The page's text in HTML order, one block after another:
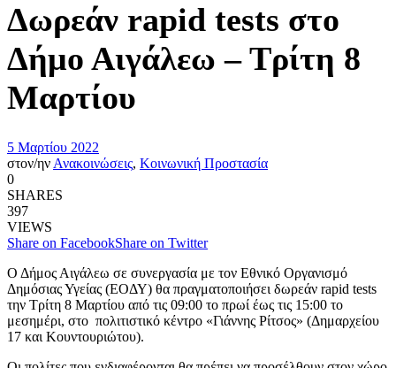
Δωρεάν rapid tests στο
Δήμο Αιγάλεω – Τρίτη 8
Μαρτίου
5 Μαρτίου 2022
στον/ην Ανακοινώσεις, Κοινωνική Προστασία
0
SHARES
397
VIEWS
Share on FacebookShare on Twitter
Ο Δήμος Αιγάλεω σε συνεργασία με τον Εθνικό Οργανισμό
Δημόσιας Υγείας (ΕΟΔΥ) θα πραγματοποιήσει δωρεάν rapid tests
την Τρίτη 8 Μαρτίου από τις 09:00 το πρωί έως τις 15:00 το
μεσημέρι, στο πολιτιστικό κέντρο «Γιάννης Ρίτσος» (Δημαρχείου
17 και Κουντουριώτου).